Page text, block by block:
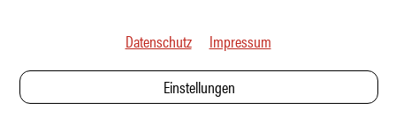
Datenschutz Impressum
Einstellungen